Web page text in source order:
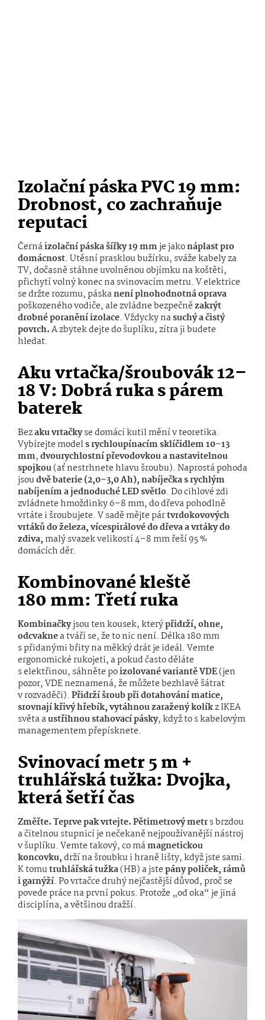
Izolační páska PVC 19 mm:
Drobnost, co zachraňuje
reputaci
Černáizolační páska šířky 19 mmje jakonáplast pro
domácnost. Utěsní prasklou bužírku, sváže kabely za
TV, dočasně stáhne uvolněnou objímku na koštěti,
přichytí volný konec na svinovacím metru. V elektrice
se držte rozumu, páskanení plnohodnotná oprava
poškozeného vodiče, ale zvládne bezpečnězakrýt
drobné poranění izolace. Vždycky nasuchý a čistý
povrch.A zbytek dejte do šuplíku, zítra ji budete
hledat.
Aku vrtačka/šroubovák 12–
18 V: Dobrá ruka s párem
baterek
Bezaku vrtačkyse domácí kutil mění v teoretika.
Vybírejte models rychloupínacím sklíčidlem 10–13
mm,dvourychlostní převodovkou a nastavitelnou
spojkou(ať nestrhnete hlavu šroubu). Naprostá pohoda
jsoudvě baterie (2,0–3,0 Ah), nabíječka s rychlým
nabíjením a jednoduché LED světlo. Do cihlové zdi
zvládnete hmoždinky 6–8 mm, do dřeva pohodlně
vrtáte i šroubujete. V sadě mějte pártvrdokovových
vrtáků do železa, vícespirálové do dřeva a vrtáky do
zdiva, malý svazek velikostí 4–8 mm řeší 95 %
domácích děr.
Kombinované kleště
180 mm: Třetí ruka
Kombinačkyjsou ten kousek, kterýpřidrží, ohne,
odcvaknea tváří se, že to nic není. Délka 180 mm
s přidanými břity na měkký drát je ideál. Vemte
ergonomické rukojeti, a pokud často děláte
s elektřinou, sáhněte poizolované variantě VDE(jen
pozor, VDE neznamená, že můžete bezhlavě šátrat
v rozvaděči). Přidrží šroub při dotahování matice,
srovnají křivý hřebík, vytáhnou zaražený kolíkz IKEA
světa austřihnou stahovací pásky, když to s kabelovým
managementem přepísknete.
Svinovací metr 5 m +
truhlářská tužka: Dvojka,
která šetří čas
Změřte. Teprve pak vrtejte. Pětimetrový metrs brzdou
a čitelnou stupnicí je nečekaně nejpoužívanější nástroj
v šuplíku. Vemte takový, co mámagnetickou
koncovku,drží na šroubku i hraně lišty, když jste sami.
K tomutruhlářská tužka(HB) a jstepány poliček, rámů
i garnýží. Po vrtačce druhý nejčastější důvod, proč se
povede práce na první pokus. Protože „od oka“ je jiná
disciplína, a většinou dražší.